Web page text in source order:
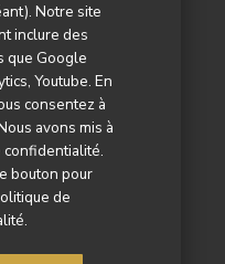
Notre site
inclure des
que Google
Youtube. En
consentez à
avons mis à
bouton pour
de